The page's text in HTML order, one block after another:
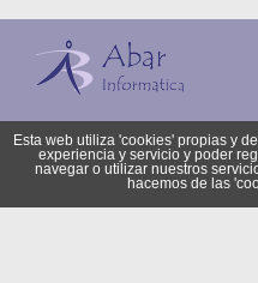
Esta web utiliza 'cookies' propias y
experiencia y servicio y poder
navegar o utilizar nuestros
hacemos de las